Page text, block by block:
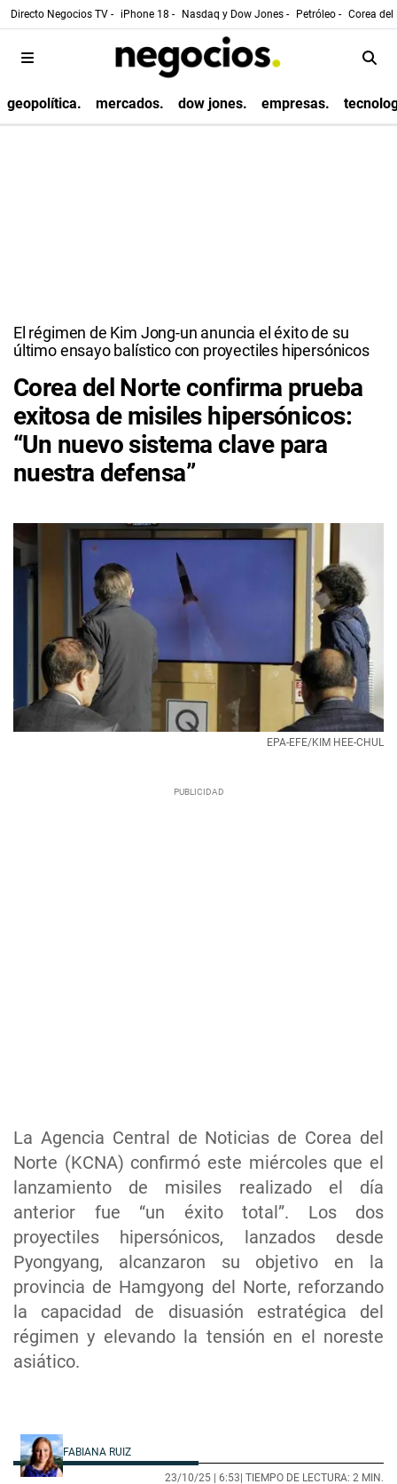
Directo Negocios TV - iPhone 18 - Nasdaq y Dow Jones - Petróleo - Corea
geopolítica. mercados. dow jones. empresas.
El régimen de Kim Jong-un anuncia el éxito de su
último ensayo balístico con proyectiles hipersónicos
Corea del Norte confirma prueba
exitosa de misiles hipersónicos:
“Un nuevo sistema clave para
nuestra defensa”
La Agencia Central de Noticias de Corea del
Norte (KCNA) confirmó este miércoles que el
lanzamiento de misiles realizado el día
anterior fue “un éxito total”. Los dos
proyectiles hipersónicos, lanzados desde
Pyongyang, alcanzaron su objetivo en la
provincia de Hamgyong del Norte, reforzando
la capacidad de disuasión estratégica del
régimen y elevando la tensión en el noreste
asiático.
EPA-EFE/KIM HEE-CHUL
FABIANA RUIZ
23/10/25 | 6:53 | TIEMPO DE LECTURA: 2 MIN.